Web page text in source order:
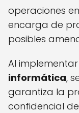
operaciones
encarga de
posibles
Al
informática,
garantiza la
confidencial